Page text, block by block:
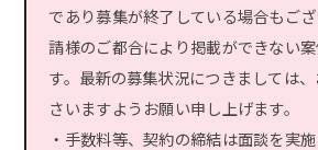
であり募集が終了している場合もご
請様のご都合により掲載ができない
す。最新の募集状況につきましては
さいますようお願い申し上げます。
・手数料等、契約の締結は面談を実